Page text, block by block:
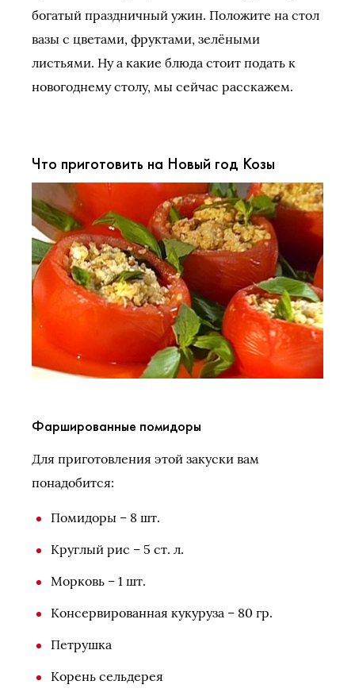
богатый праздничный ужин. Положите на стол
вазы с цветами, фруктами, зелёными
листьями. Ну а какие блюда стоит подать к
новогоднему столу, мы сейчас расскажем.
Что приготовить на Новый год Козы
Фаршированные помидоры
Для приготовления этой закуски вам
понадобится:
Помидоры – 8 шт.
Круглый рис – 5 ст. л.
Морковь – 1 шт.
Консервированная кукуруза – 80 гр.
Петрушка
Корень сельдерея